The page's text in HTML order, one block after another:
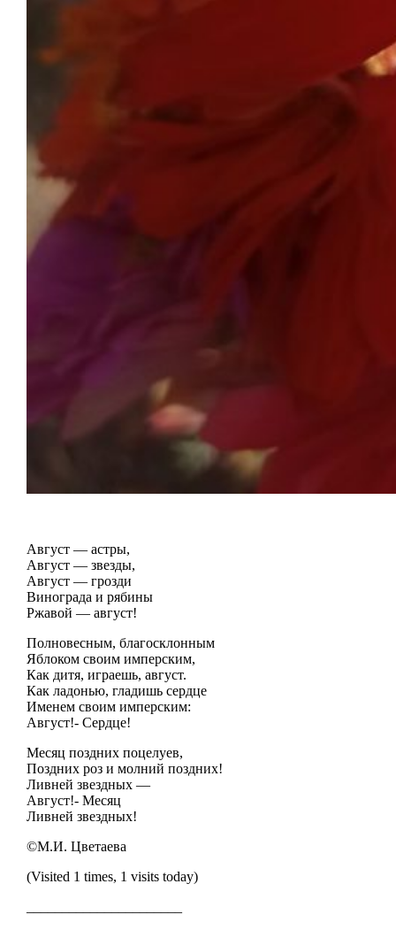
Август — астры,
Август — звезды,
Август — грозди
Винограда и рябины
Ржавой — август!
Полновесным, благосклонным
Яблоком своим имперским,
Как дитя, играешь, август.
Как ладонью, гладишь сердце
Именем своим имперским:
Август!- Сердце!
Месяц поздних поцелуев,
Поздних роз и молний поздних!
Ливней звездных —
Август!- Месяц
Ливней звездных!
©М.И. Цветаева
(Visited 1 times, 1 visits today)